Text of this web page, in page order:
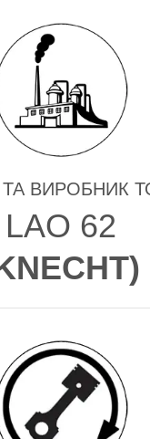
ТА ВИРОБНИК
LAO 62
)